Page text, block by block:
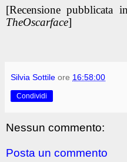
[Recensione pubblicata
TheOscarface]
Silvia Sottile ore 16:58:00
Condividi
Nessun commento:
Posta un commento